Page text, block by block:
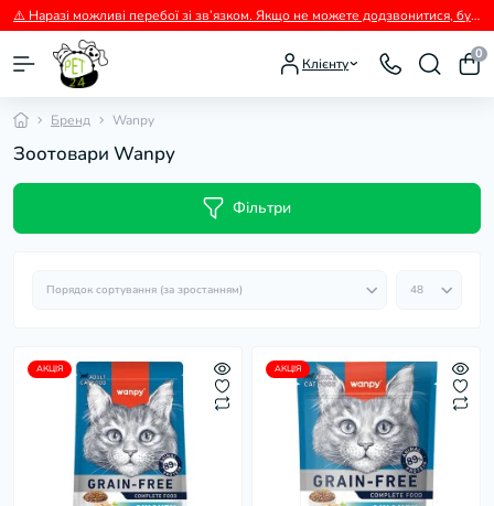
⚠️ Наразі можливі перебої зі зв’язком. Якщо не можете додзвонитися, будь ласка, пишіть нам у Viber.
Клієнту
0
Бренд Wanpy
Зоотовари Wanpy
Фільтри
АКЦІЯ АКЦІЯ